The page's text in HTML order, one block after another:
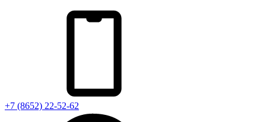
+7 (8652) 22-52-62